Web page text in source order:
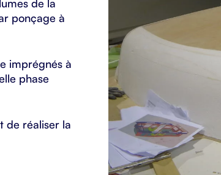
de la
ponçage à
imprégnés à
phase
de réaliser la